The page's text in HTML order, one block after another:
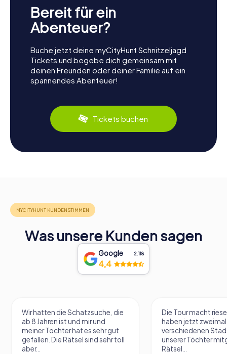
Bereit für ein
Abenteuer?
Buche jetzt deine myCityHunt Schnitzeljagd
Tickets und begebe dich gemeinsam mit
deinen Freunden oder deiner Familie auf ein
spannendes Abenteuer!
Tickets buchen
Was unsere Kunden sagen
Google 2.118
4,4
Wir hatten die Schatzsuche, die
ab 8 Jahren ist und mir und
meiner Tochter hat es sehr gut
gefallen. Die Rätsel sind sehr toll
aber...
Die Tour macht
haben jetzt zweimal
verschiedenen
unserer Töchter
Rätsel...